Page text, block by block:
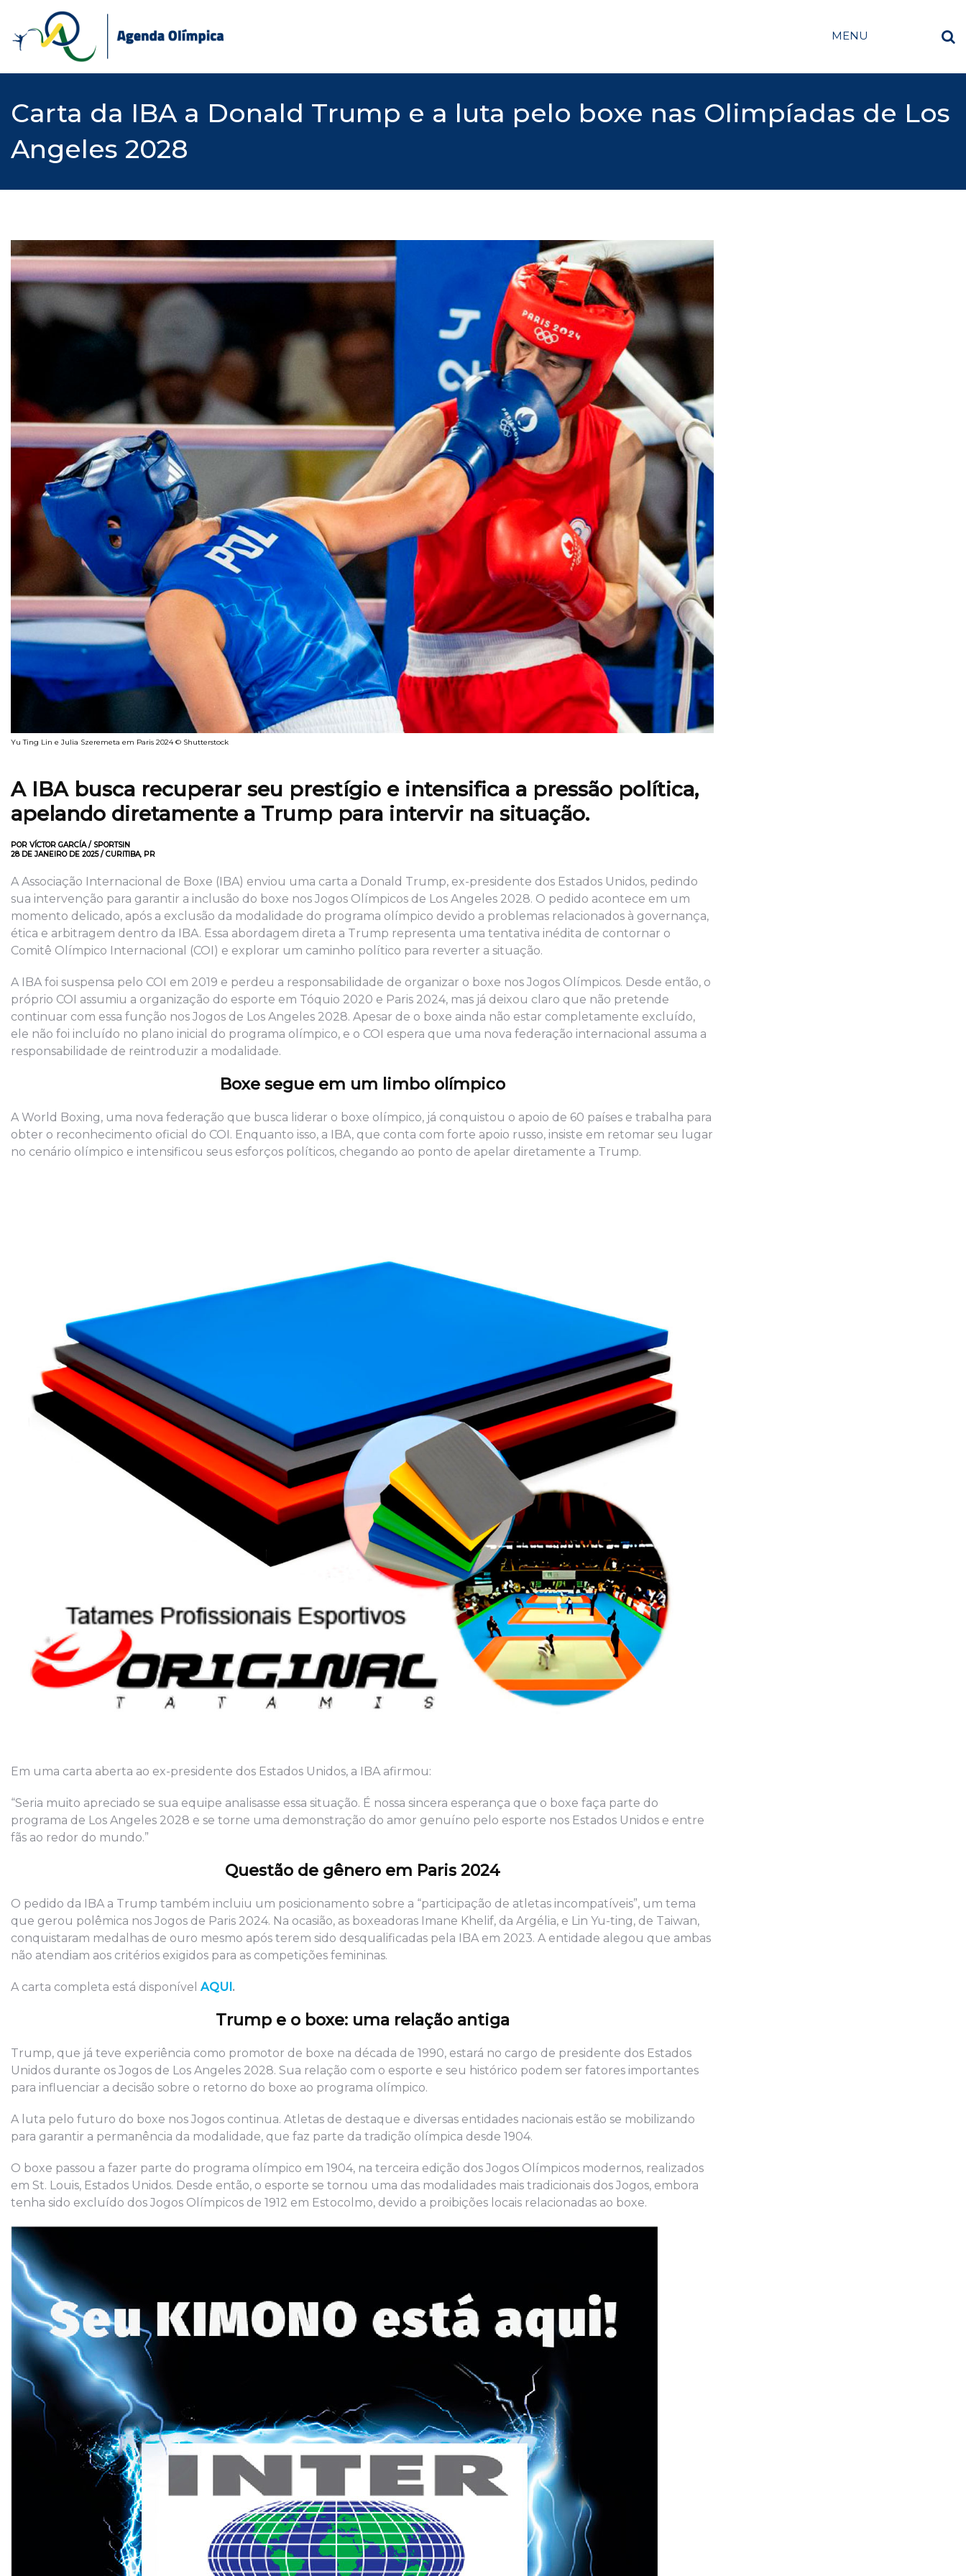
content
MENU
Carta da IBA a Donald Trump e a luta pelo boxe nas Olimpíadas de Los
Angeles 2028
Yu Ting Lin e Julia Szeremeta em Paris 2024 © Shutterstock
A IBA busca recuperar seu prestígio e intensifica a pressão política,
apelando diretamente a Trump para intervir na situação.
POR VÍCTOR GARCÍA / SPORTSIN
28 DE JANEIRO DE 2025 / CURITIBA, PR
A Associação Internacional de Boxe (IBA) enviou uma carta a Donald Trump, ex-presidente dos Estados Unidos, pedindo
sua intervenção para garantir a inclusão do boxe nos Jogos Olímpicos de Los Angeles 2028. O pedido acontece em um
momento delicado, após a exclusão da modalidade do programa olímpico devido a problemas relacionados à governança,
ética e arbitragem dentro da IBA. Essa abordagem direta a Trump representa uma tentativa inédita de contornar o
Comitê Olímpico Internacional (COI) e explorar um caminho político para reverter a situação.
A IBA foi suspensa pelo COI em 2019 e perdeu a responsabilidade de organizar o boxe nos Jogos Olímpicos. Desde então, o
próprio COI assumiu a organização do esporte em Tóquio 2020 e Paris 2024, mas já deixou claro que não pretende
continuar com essa função nos Jogos de Los Angeles 2028. Apesar de o boxe ainda não estar completamente excluído,
ele não foi incluído no plano inicial do programa olímpico, e o COI espera que uma nova federação internacional assuma a
responsabilidade de reintroduzir a modalidade.
Boxe segue em um limbo olímpico
A World Boxing, uma nova federação que busca liderar o boxe olímpico, já conquistou o apoio de 60 países e trabalha para
obter o reconhecimento oficial do COI. Enquanto isso, a IBA, que conta com forte apoio russo, insiste em retomar seu lugar
no cenário olímpico e intensificou seus esforços políticos, chegando ao ponto de apelar diretamente a Trump.
Em uma carta aberta ao ex-presidente dos Estados Unidos, a IBA afirmou:
“Seria muito apreciado se sua equipe analisasse essa situação. É nossa sincera esperança que o boxe faça parte do
programa de Los Angeles 2028 e se torne uma demonstração do amor genuíno pelo esporte nos Estados Unidos e entre
fãs ao redor do mundo.”
Questão de gênero em Paris 2024
O pedido da IBA a Trump também incluiu um posicionamento sobre a “participação de atletas incompatíveis”, um tema
que gerou polêmica nos Jogos de Paris 2024. Na ocasião, as boxeadoras Imane Khelif, da Argélia, e Lin Yu-ting, de Taiwan,
conquistaram medalhas de ouro mesmo após terem sido desqualificadas pela IBA em 2023. A entidade alegou que ambas
não atendiam aos critérios exigidos para as competições femininas.
A carta completa está disponível AQUI.
Trump e o boxe: uma relação antiga
Trump, que já teve experiência como promotor de boxe na década de 1990, estará no cargo de presidente dos Estados
Unidos durante os Jogos de Los Angeles 2028. Sua relação com o esporte e seu histórico podem ser fatores importantes
para influenciar a decisão sobre o retorno do boxe ao programa olímpico.
A luta pelo futuro do boxe nos Jogos continua. Atletas de destaque e diversas entidades nacionais estão se mobilizando
para garantir a permanência da modalidade, que faz parte da tradição olímpica desde 1904.
O boxe passou a fazer parte do programa olímpico em 1904, na terceira edição dos Jogos Olímpicos modernos, realizados
em St. Louis, Estados Unidos. Desde então, o esporte se tornou uma das modalidades mais tradicionais dos Jogos, embora
tenha sido excluído dos Jogos Olímpicos de 1912 em Estocolmo, devido a proibições locais relacionadas ao boxe.